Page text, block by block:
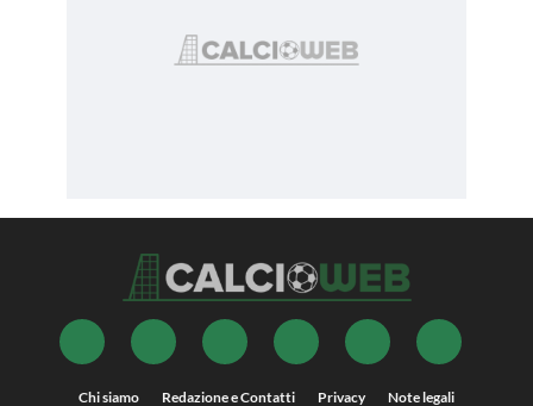
Chi siamo Redazione e Contatti Privacy Note legali